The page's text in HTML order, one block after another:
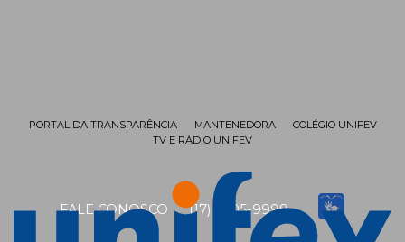
FALE CONOSCO (17) 3405-9999
PORTAL DA TRANSPARÊNCIA MANTENEDORA
COLÉGIO UNIFEV
TV E RÁDIO UNIFEV